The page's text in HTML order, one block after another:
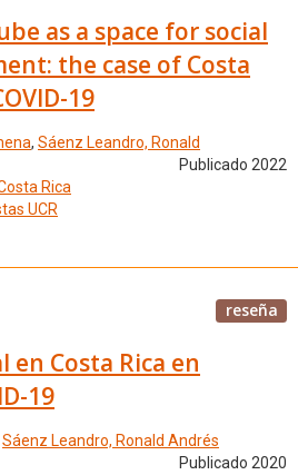
as a space for social
the case of Costa
19
, Sáenz Leandro, Ronald
Publicado 2022
Rica
UCR
reseña
en Costa Rica en
19
Sáenz Leandro, Ronald Andrés
Publicado 2020